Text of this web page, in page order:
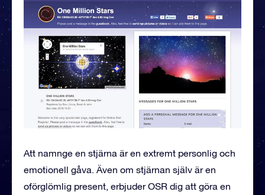
Att namnge en stjärna är en extremt personlig och
emotionell gåva. Även om stjärnan själv är en
oförglömlig present, erbjuder OSR dig att göra en